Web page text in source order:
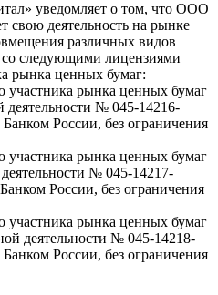
уведомляет о том, что ООО
свою деятельность на рынке
различных видов
со следующими лицензиями
рынка ценных бумаг:
участника рынка ценных бумаг
деятельности № 045-14216-
России, без ограничения
участника рынка ценных бумаг
№ 045-14217-
России, без ограничения
участника рынка ценных бумаг
деятельности № 045-14218-
России, без ограничения